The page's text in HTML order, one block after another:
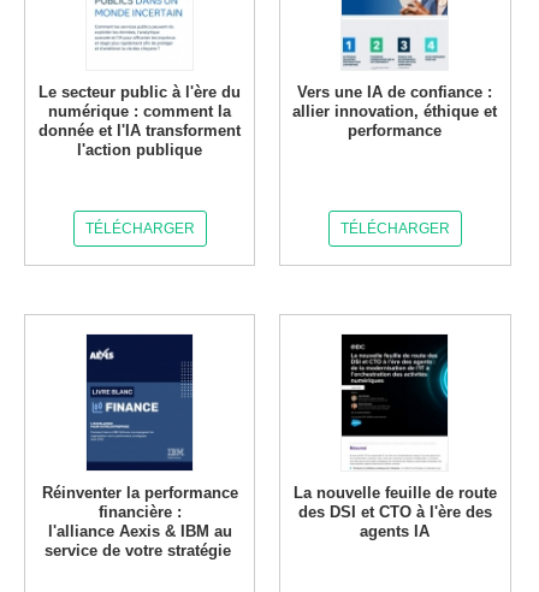
Le secteur public à l'ère du
numérique : comment la
donnée et l'IA transforment
l'action publique
TÉLÉCHARGER
Vers une IA de confiance :
allier innovation, éthique et
performance
TÉLÉCHARGER
Réinventer la performance
financière :
l'alliance Aexis & IBM au
service de votre stratégie
La nouvelle feuille de route
des DSI et CTO à l'ère des
agents IA